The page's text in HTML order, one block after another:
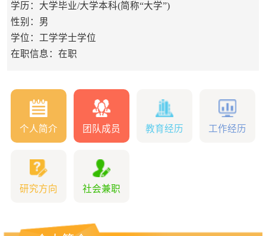
学历：大学毕业/大学本科(简称“大学”)
性别：男
学位：工学学士学位
在职信息：在职
个人简介 团队成员 教育经历 工作经历
研究方向 社会兼职